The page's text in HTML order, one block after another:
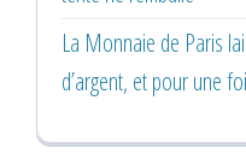
La Monnaie de Paris
d’argent, et pour une